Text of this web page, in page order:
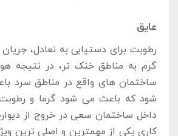
عایق
رطوبت برای دستیابی به تعادل،
گرم به مناطق خنک‌ تر، در نتیجه
ساختمان ‌های واقع در مناطق سرد
شود که باعث می ‌شود گرما و
داخل ساختمان سعی در خروج از
‌کاری یکی از مهمترین و اصلی ترین